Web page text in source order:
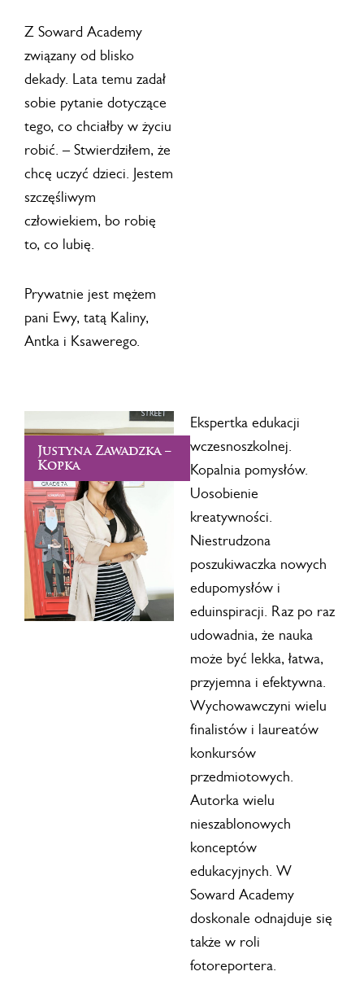
Z Soward Academy
związany od blisko
dekady. Lata temu zadał
sobie pytanie dotyczące
tego, co chciałby w życiu
robić. – Stwierdziłem, że
chcę uczyć dzieci. Jestem
szczęśliwym
człowiekiem, bo robię
to, co lubię.
Prywatnie jest mężem
pani Ewy, tatą Kaliny,
Antka i Ksawerego.
Justyna Zawadzka –
Kopka
Ekspertka edukacji
wczesnoszkolnej.
Kopalnia pomysłów.
Uosobienie
kreatywności.
Niestrudzona
poszukiwaczka nowych
edupomysłów i
eduinspiracji. Raz po raz
udowadnia, że nauka
może być lekka, łatwa,
przyjemna i efektywna.
Wychowawczyni wielu
finalistów i laureatów
konkursów
przedmiotowych.
Autorka wielu
nieszablonowych
konceptów
edukacyjnych. W
Soward Academy
doskonale odnajduje się
także w roli
fotoreportera.